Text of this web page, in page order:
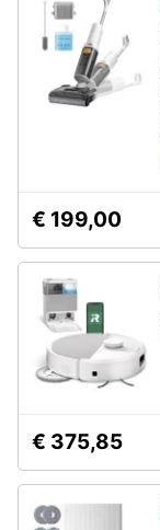
€ 199,00
€ 375,85